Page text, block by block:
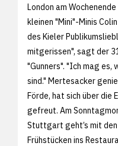
London am
kleinen "Mini"-Minis
des Kieler
mitgerissen", sagt der
"Gunners". "Ich mag es,
sind." Mertesacker
Förde, hat sich über die
gefreut. Am
Stuttgart geht’s mit den
Frühstücken ins